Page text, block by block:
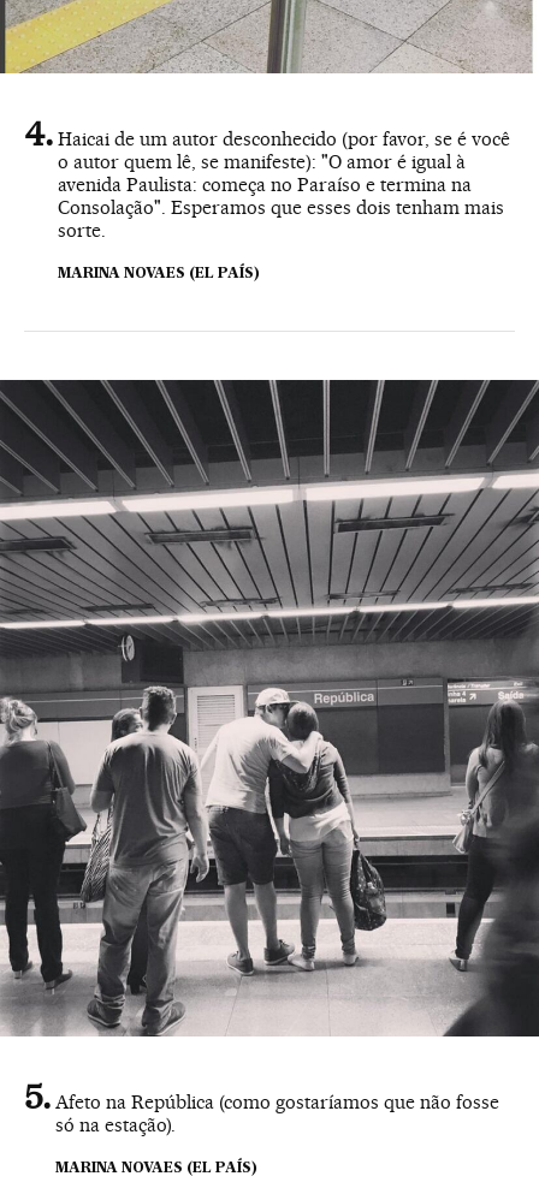
Haicai de um autor desconhecido (por favor, se é você
o autor quem lê, se manifeste): "O amor é igual à
avenida Paulista: começa no Paraíso e termina na
Consolação". Esperamos que esses dois tenham mais
sorte.
MARINA NOVAES (EL PAÍS)
Afeto na República (como gostaríamos que não fosse
só na estação).
MARINA NOVAES (EL PAÍS)